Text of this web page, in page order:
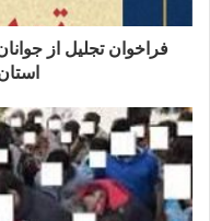
فراخوان تجلیل از